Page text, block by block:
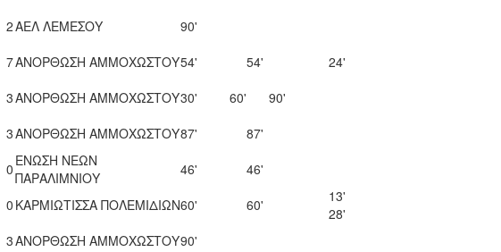
2ΑΕΛ ΛΕΜΕΣΟΥ
90'
7ΑΝΟΡΘΩΣΗ ΑΜΜΟΧΩΣΤΟΥ54' 54'
24'
3ΑΝΟΡΘΩΣΗ ΑΜΜΟΧΩΣΤΟΥ30' 60'
90'
3ΑΝΟΡΘΩΣΗ ΑΜΜΟΧΩΣΤΟΥ87'
87'
0 ΕΝΩΣΗ ΝΕΩΝ
ΠΑΡΑΛΙΜΝΙΟΥ
46'
46'
0 ΚΑΡΜΙΩΤΙΣΣΑ ΠΟΛΕΜΙΔΙΩΝ60' 60'
13'
28'
3ΑΝΟΡΘΩΣΗ ΑΜΜΟΧΩΣΤΟΥ90'